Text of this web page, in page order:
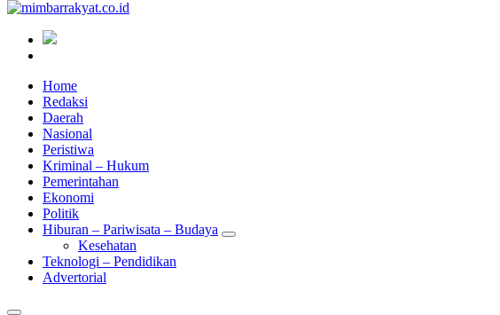
Home
Redaksi
Daerah
Nasional
Peristiwa
Kriminal – Hukum
Pemerintahan
Ekonomi
Politik
Hiburan – Pariwisata – Budaya
Kesehatan
Teknologi – Pendidikan
Advertorial